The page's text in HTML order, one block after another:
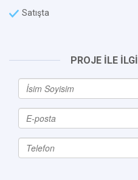
Satışta
PROJE İLE